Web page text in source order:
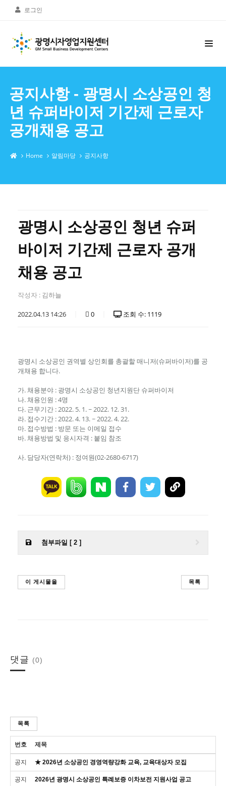
로그인
공지사항 - 광명시 소상공인 청
년 슈퍼바이저 기간제 근로자
공개채용 공고
Home 알림마당 공지사항
광명시 소상공인 청년 슈퍼
바이저 기간제 근로자 공개
채용 공고
작성자 : 김하늘
2022.04.13 14:26 0 조회 수: 1119
광명시 소상공인 권역별 상인회를 총괄할 매니저(슈퍼바이저)를 공
개채용 합니다.
가. 채용분야 : 광명시 소상공인 청년지원단 슈퍼바이저
나. 채용인원 : 4명
다. 근무기간 : 2022. 5. 1. ~ 2022. 12. 31.
라. 접수기간 : 2022. 4. 13. ~ 2022. 4. 22.
마. 접수방법 : 방문 또는 이메일 접수
바. 채용방법 및 응시자격 : 붙임 참조
사. 담당자(연락처) : 정여원(02-2680-6717)
첨부파일 [ 2 ]
이 게시물을 목록
댓글 (0)
목록
번호 제목
공지 ★ 2026년 소상공인 경영역량강화 교육, 교육대상자 모집
공지 2026년 광명시 소상공인 특례보증 이차보전 지원사업 공고